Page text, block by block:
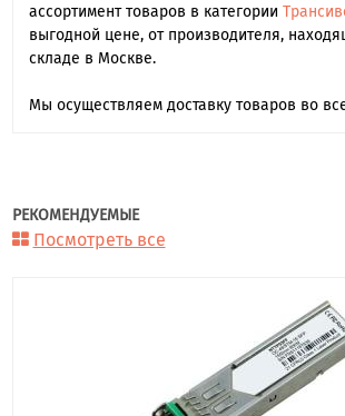
ассортимент товаров в категории
выгодной цене, от производителя,
складе в Москве.
Мы осуществляем доставку товаров во
РЕКОМЕНДУЕМЫЕ
Посмотреть все